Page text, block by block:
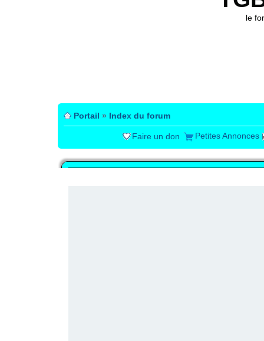
le
Portail » Index du forum
Faire un don Petites Annonces